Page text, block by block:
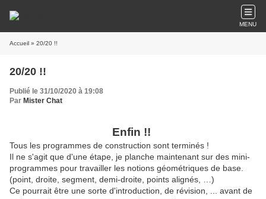
MENU
Accueil » 20/20 !!
20/20 !!
Publié le 31/10/2020 à 19:08
Par Mister Chat
Enfin !!
Tous les programmes de construction sont terminés !
Il ne s'agit que d'une étape, je planche maintenant sur des mini-
programmes pour travailler les notions géométriques de base.
(point, droite, segment, demi-droite, points alignés, …)
Ce pourrait être une sorte d'introduction, de révision, ... avant de